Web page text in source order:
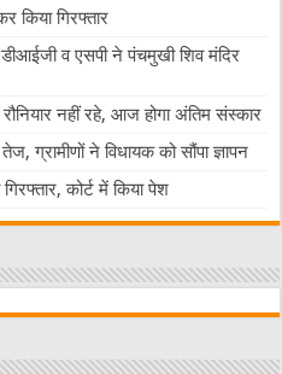
किया गिरफ्तार
व एसपी ने पंचमुखी शिव मंदिर
नहीं रहे, आज होगा अंतिम संस्कार
ग्रामीणों ने विधायक को सौंपा ज्ञापन
कोर्ट में किया पेश